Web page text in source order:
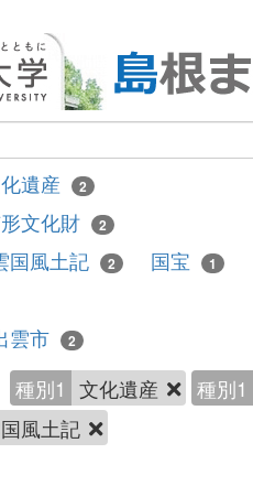
遺産 2
文化財 2
国風土記 2 国宝 1
雲市 2
種別1 文化遺産
種別1
風土記